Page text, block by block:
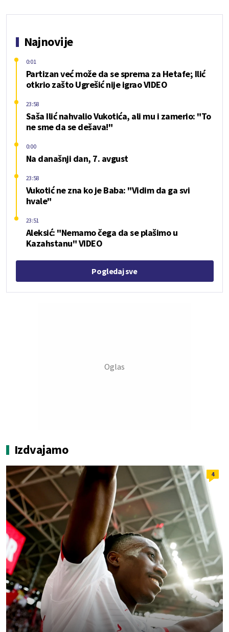
Najnovije
Partizan već može da se sprema za Hetafe; Ilić
otkrio zašto Ugrešić nije igrao VIDEO
0:01
Saša Ilić nahvalio Vukotića, ali mu i zamerio: "To
ne sme da se dešava!"
23:58
Na današnji dan, 7. avgust
0:00
Vukotić ne zna ko je Baba: "Vidim da ga svi
hvale"
23:58
Aleksić: "Nemamo čega da se plašimo u
Kazahstanu" VIDEO
23:51
Pogledaj sve
Izdvajamo
4